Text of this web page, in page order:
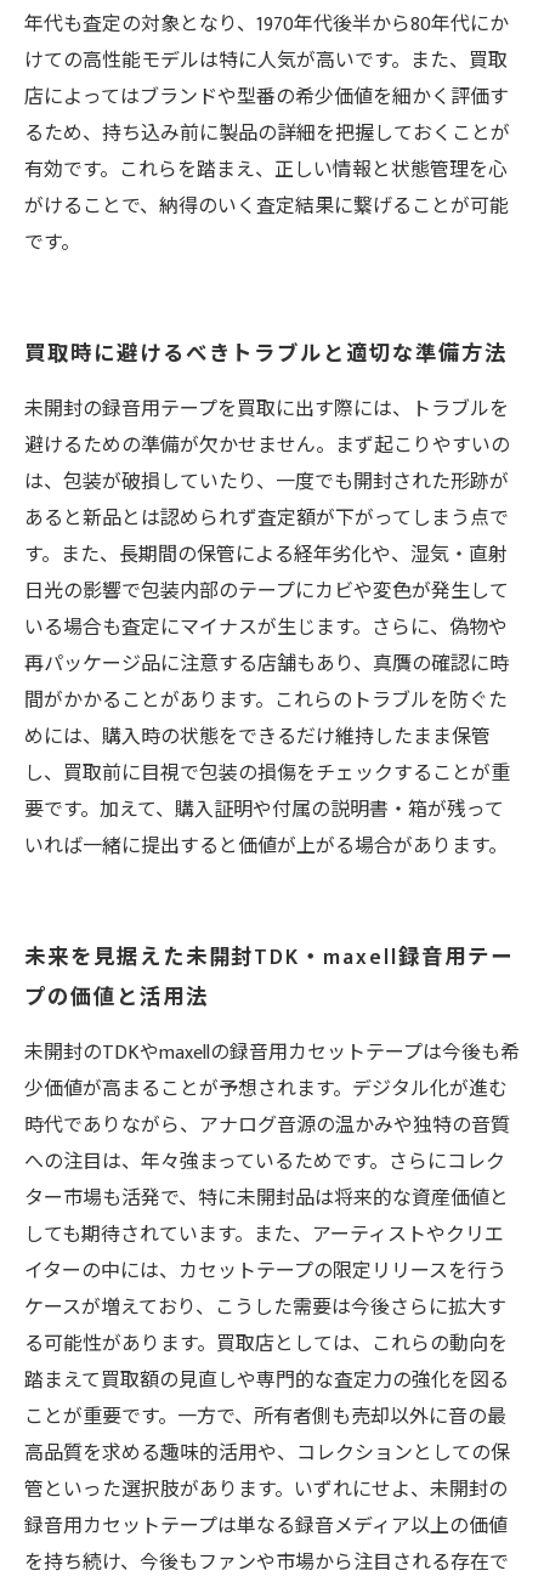
年代も査定の対象となり、1970年代後半から80年代にか
けての高性能モデルは特に人気が高いです。また、買取
店によってはブランドや型番の希少価値を細かく評価す
るため、持ち込み前に製品の詳細を把握しておくことが
有効です。これらを踏まえ、正しい情報と状態管理を心
がけることで、納得のいく査定結果に繋げることが可能
です。
買取時に避けるべきトラブルと適切な準備方法
未開封の録音用テープを買取に出す際には、トラブルを
避けるための準備が欠かせません。まず起こりやすいの
は、包装が破損していたり、一度でも開封された形跡が
あると新品とは認められず査定額が下がってしまう点で
す。また、長期間の保管による経年劣化や、湿気・直射
日光の影響で包装内部のテープにカビや変色が発生して
いる場合も査定にマイナスが生じます。さらに、偽物や
再パッケージ品に注意する店舗もあり、真贋の確認に時
間がかかることがあります。これらのトラブルを防ぐた
めには、購入時の状態をできるだけ維持したまま保管
し、買取前に目視で包装の損傷をチェックすることが重
要です。加えて、購入証明や付属の説明書・箱が残って
いれば一緒に提出すると価値が上がる場合があります。
未来を見据えた未開封TDK・maxell録音用テー
プの価値と活用法
未開封のTDKやmaxellの録音用カセットテープは今後も希
少価値が高まることが予想されます。デジタル化が進む
時代でありながら、アナログ音源の温かみや独特の音質
への注目は、年々強まっているためです。さらにコレク
ター市場も活発で、特に未開封品は将来的な資産価値と
しても期待されています。また、アーティストやクリエ
イターの中には、カセットテープの限定リリースを行う
ケースが増えており、こうした需要は今後さらに拡大す
る可能性があります。買取店としては、これらの動向を
踏まえて買取額の見直しや専門的な査定力の強化を図る
ことが重要です。一方で、所有者側も売却以外に音の最
高品質を求める趣味的活用や、コレクションとしての保
管といった選択肢があります。いずれにせよ、未開封の
録音用カセットテープは単なる録音メディア以上の価値
を持ち続け、今後もファンや市場から注目される存在で